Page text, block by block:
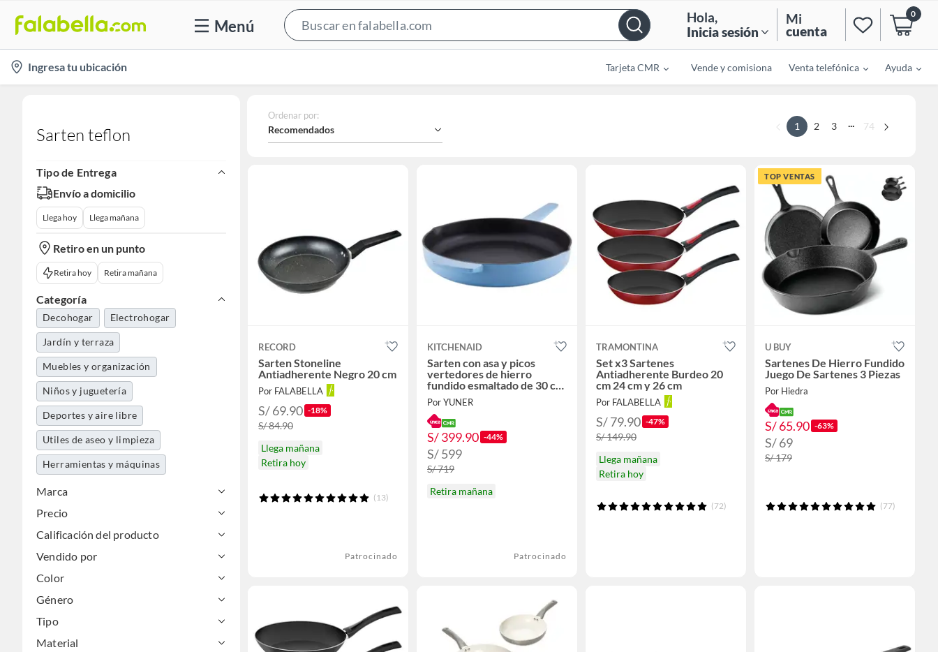
Menú
Bar
Hola,
Inicia sesión
Mi
cuenta
0
location-
icon
Ingresa tu ubicación Tarjeta CMR Vende y comisiona Venta telefónica Ayuda
Sarten teflon
Tipo de Entrega
Envío a domicilio
Llega hoy Llega mañana
Retiro en un punto
Retira hoy Retira mañana
Categoría
Decohogar Electrohogar
Jardín y terraza
Muebles y organización
Niños y juguetería
Deportes y aire libre
Utiles de aseo y limpieza
Herramientas y máquinas
Tecnología
Accesorios moda
Marca
Precio
Calificación del producto
Vendido por
Color
Género
Tipo
Material
Ordenar por:
Recomendados 1 2 3 ... 74
RECORD
Sarten Stoneline
Antiadherente Negro 20 cm
Por FALABELLA
S/ 69.90 -18%
S/ 84.90
Llega mañana
Retira hoy
(13)
Patrocinado
KITCHENAID
Sarten con asa y picos
vertedores de hierro
fundido esmaltado de 30 cm
Azul Velvet
Por YUNER
S/ 399.90 -44%
S/ 599
S/ 719
Retira mañana
Patrocinado
TRAMONTINA
Set x3 Sartenes
Antiadherente Burdeo 20
cm 24 cm y 26 cm
Por FALABELLA
S/ 79.90 -47%
S/ 149.90
Llega mañana
Retira hoy
(72)
TOP VENTAS
U BUY
Sartenes De Hierro Fundido
Juego De Sartenes 3 Piezas
Por Hiedra
S/ 65.90 -63%
S/ 69
S/ 179
(77)